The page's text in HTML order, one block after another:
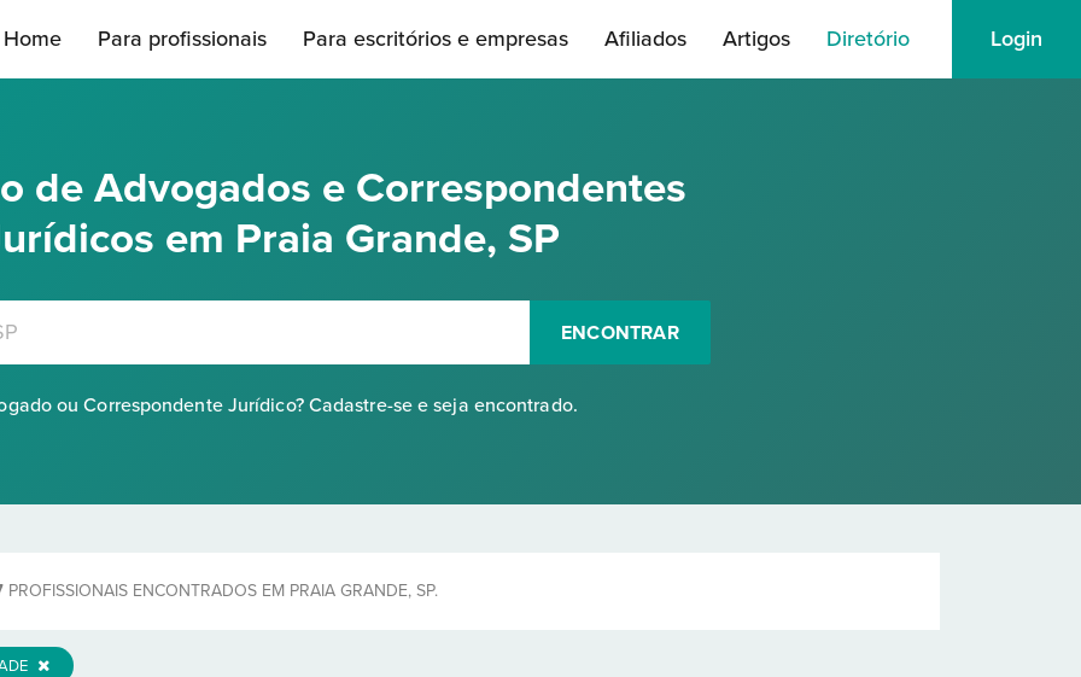
Home Para profissionais Para escritórios e empresas Afiliados Artigos Diretório Login
de Advogados e Correspondentes
em Praia Grande, SP
ENCONTRAR
ou Correspondente Jurídico? Cadastre-se e seja encontrado.
PROFISSIONAIS ENCONTRADOS EM PRAIA GRANDE, SP.